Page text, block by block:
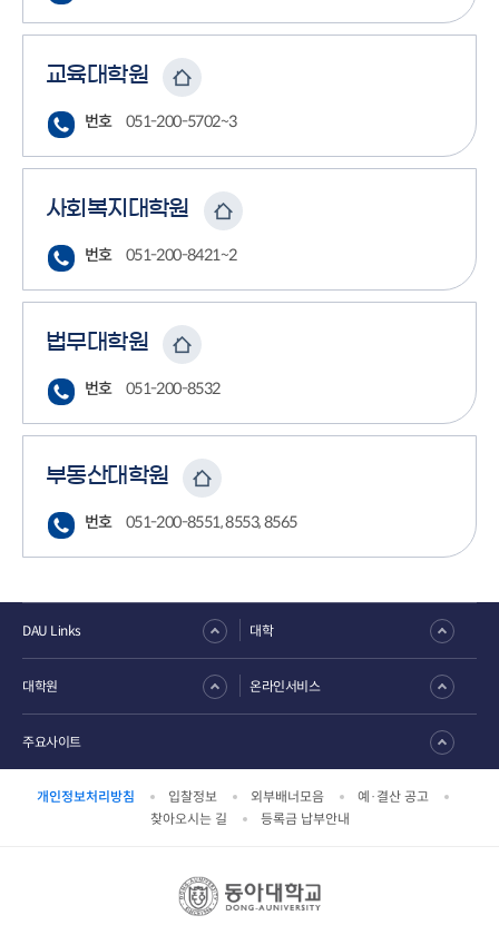
교육대학원
번호 051-200-5702~3
사회복지대학원
번호 051-200-8421~2
법무대학원
번호 051-200-8532
부동산대학원
번호 051-200-8551, 8553, 8565
개인정보처리방침 입찰정보 외부배너모음
예·결산 공고
찾아오시는 길
등록금 납부안내
DAU Links 대학
대학원 온라인서비스
주요사이트